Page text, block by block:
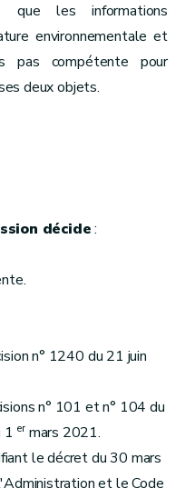
que les informations
environnementale et
pas compétente pour
deux objets.
décide:
n° 1240 du 21 juin
n° 101 et n° 104 du
1 ermars 2021.
le décret du 30 mars
et le Code